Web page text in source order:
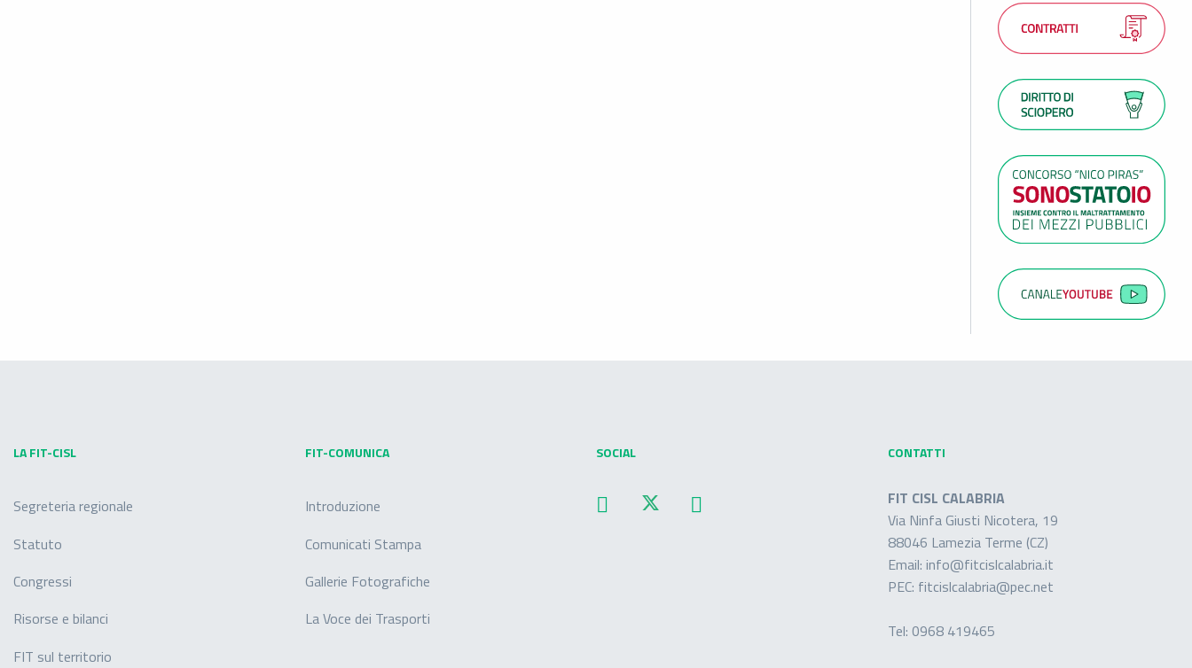
LA FIT-CISL
Segreteria regionale
Statuto
Congressi
Risorse e bilanci
FIT sul territorio
FIT-COMUNICA
Introduzione
Comunicati Stampa
Gallerie Fotografiche
La Voce dei Trasporti
SOCIAL CONTATTI
FIT CISL CALABRIA
Via Ninfa Giusti Nicotera, 19
88046 Lamezia Terme (CZ)
Email: info@fitcislcalabria.it
PEC: fitcislcalabria@pec.net
Tel: 0968 419465